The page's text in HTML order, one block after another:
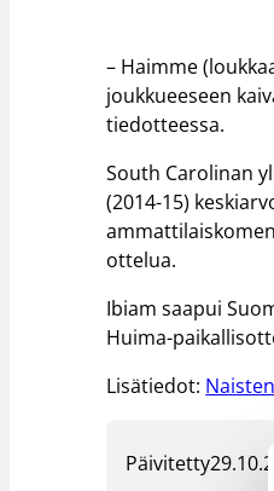
– Haimme
joukkueeseen
tiedotteessa.
South Carolinan
(2014-15)
ottelua.
Ibiam saapui
Huima-
Lisätiedot:
Päivitetty